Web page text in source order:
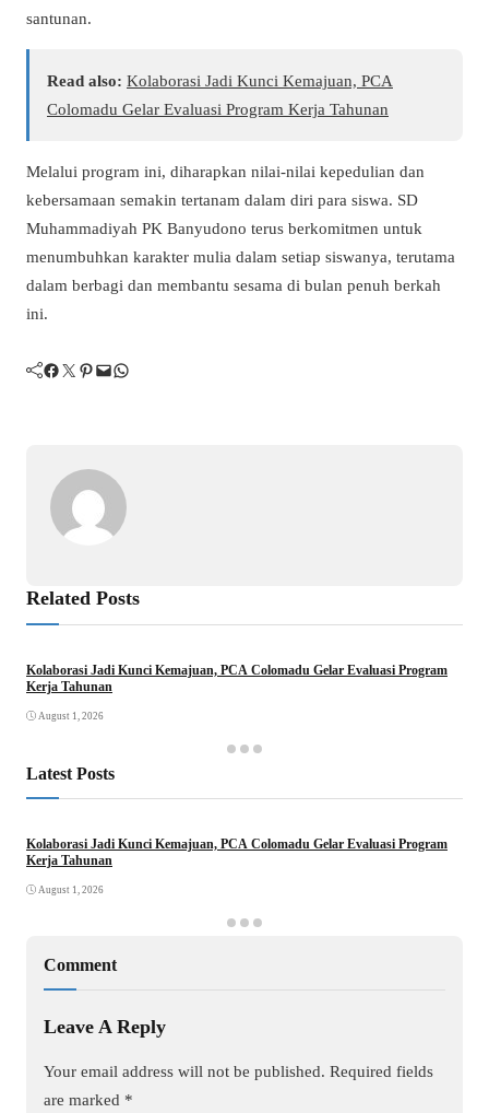
santunan.
Read also: Kolaborasi Jadi Kunci Kemajuan, PCA
Colomadu Gelar Evaluasi Program Kerja Tahunan
Melalui program ini, diharapkan nilai-nilai kepedulian dan
kebersamaan semakin tertanam dalam diri para siswa. SD
Muhammadiyah PK Banyudono terus berkomitmen untuk
menumbuhkan karakter mulia dalam setiap siswanya, terutama
dalam berbagi dan membantu sesama di bulan penuh berkah
ini.
Facebook Twitter Pinterest Mail WhatsApp
Related Posts
Kolaborasi Jadi Kunci Kemajuan, PCA Colomadu Gelar Evaluasi Program
Kerja Tahunan
August 1, 2026
Latest Posts
Kolaborasi Jadi Kunci Kemajuan, PCA Colomadu Gelar Evaluasi Program
Kerja Tahunan
August 1, 2026
Comment
Leave A Reply
Your email address will not be published. Required fields
are marked *